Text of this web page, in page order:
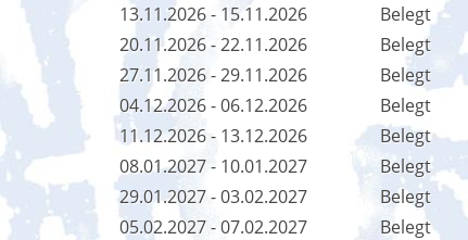
13.11.2026 - 15.11.2026
Belegt
20.11.2026 - 22.11.2026
Belegt
27.11.2026 - 29.11.2026
Belegt
04.12.2026 - 06.12.2026
Belegt
11.12.2026 - 13.12.2026
Belegt
08.01.2027 - 10.01.2027
Belegt
29.01.2027 - 03.02.2027
Belegt
05.02.2027 - 07.02.2027
Belegt